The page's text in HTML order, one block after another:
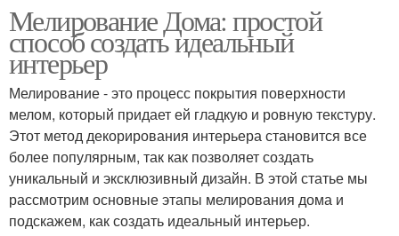
Мелирование Дома: простой
способ создать идеальный
интерьер
Мелирование - это процесс покрытия поверхности
мелом, который придает ей гладкую и ровную текстуру.
Этот метод декорирования интерьера становится все
более популярным, так как позволяет создать
уникальный и эксклюзивный дизайн. В этой статье мы
рассмотрим основные этапы мелирования дома и
подскажем, как создать идеальный интерьер.